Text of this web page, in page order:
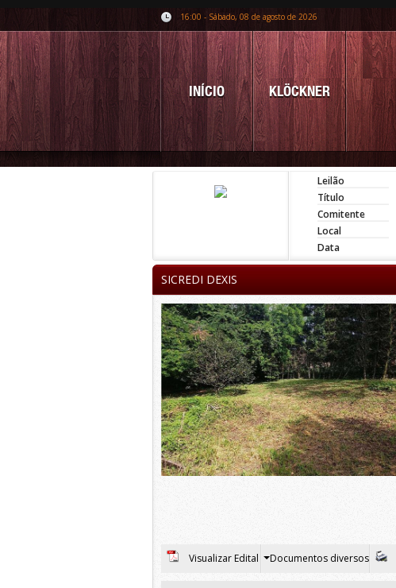
16:00 - Sábado, 08 de agosto de 2026
INÍCIO KLÖCKNER
Leilão
Título
Comitente
Local
Data
SICREDI DEXIS
Visualizar Edital Documentos diversos